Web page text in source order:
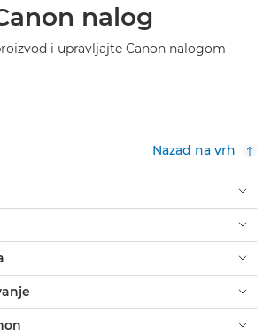
nalog
i upravljajte Canon nalogom
Nazad na vrh